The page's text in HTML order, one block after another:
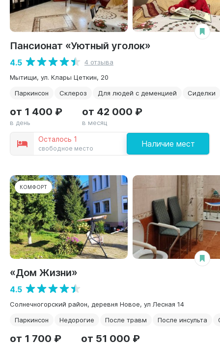
Пансионат «Уютный уголок»
4.5
4 отзыва
Мытищи, ул. Клары Цеткин, 20
Паркинсон
Склероз Для людей с деменцией Сиделки
Осталось 1
свободное место Наличие мест
от 1 400 ₽
в день
от 42 000 ₽
в месяц
КОМФОРТ
«Дом Жизни»
4.5
Солнечногорский район, деревня Новое, ул Лесная 14
Паркинсон
Недорогие После травм После инсульта
от 1 700 ₽ от 51 000 ₽